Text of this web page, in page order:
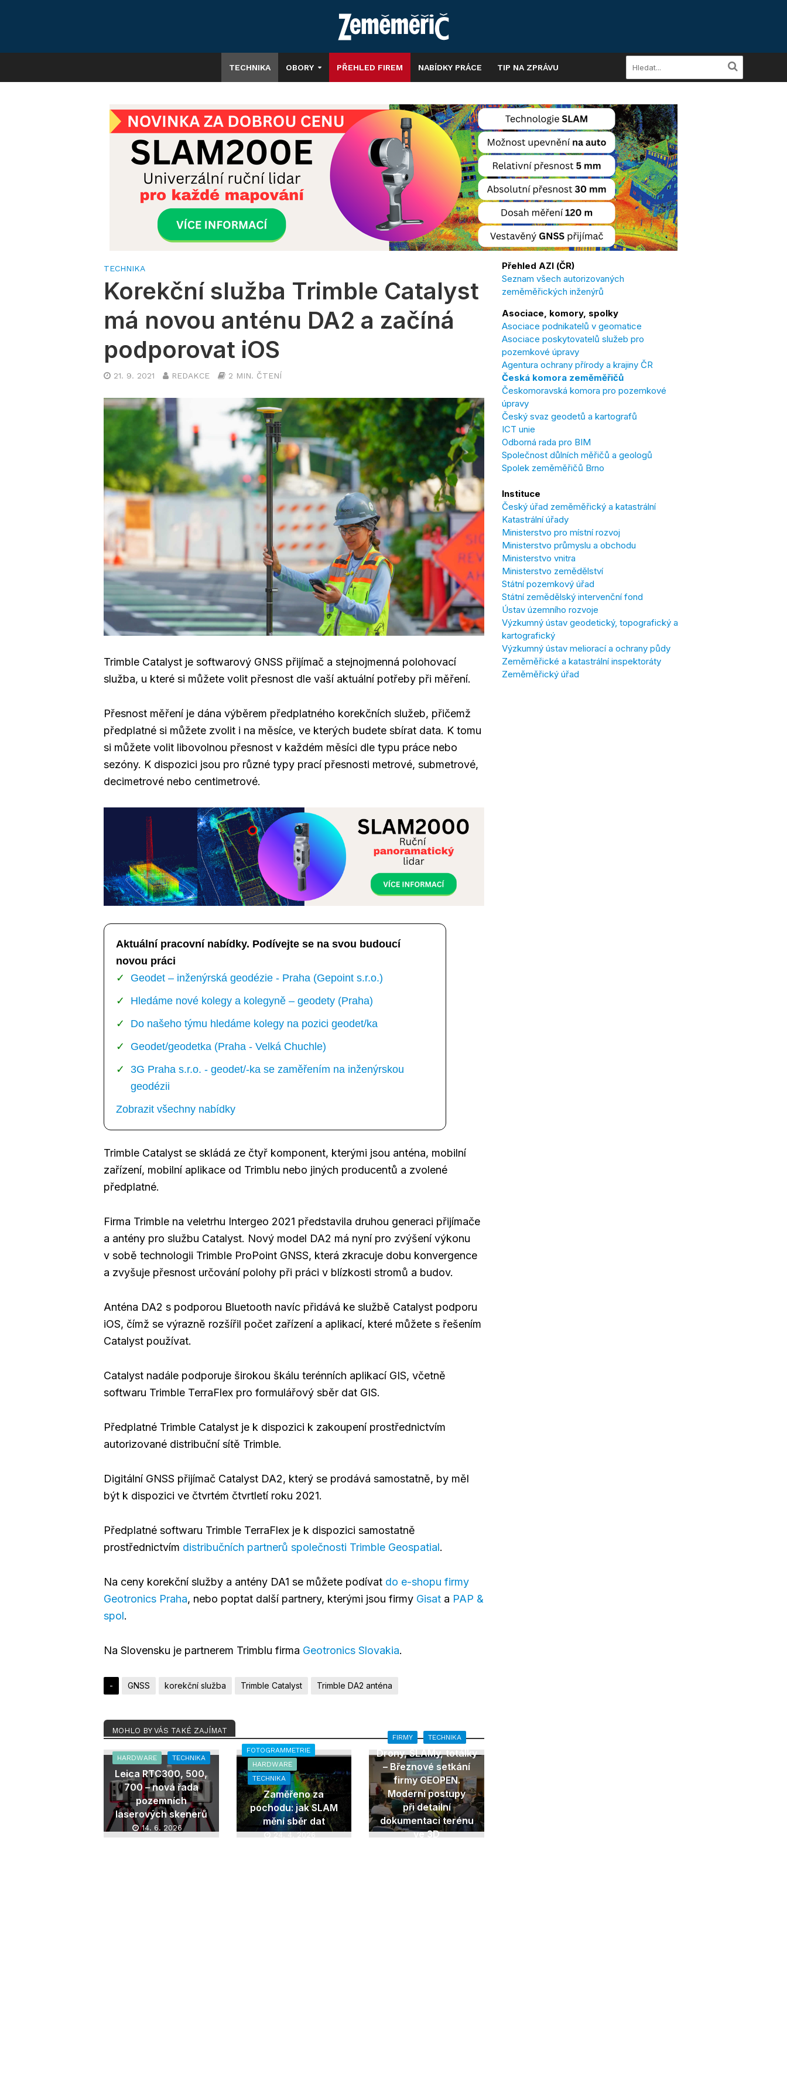
TECHNIKA OBORY PŘEHLED FIREM NABÍDKY PRÁCE TIP NA ZPRÁVU
TECHNIKA
Korekční služba Trimble Catalyst
má novou anténu DA2 a začíná
podporovat iOS
21. 9. 2021 REDAKCE 2 MIN. ČTENÍ
Trimble Catalyst je softwarový GNSS přijímač a stejnojmenná polohovací
služba, u které si můžete volit přesnost dle vaší aktuální potřeby při měření.
Přesnost měření je dána výběrem předplatného korekčních služeb, přičemž
předplatné si můžete zvolit i na měsíce, ve kterých budete sbírat data. K tomu
si můžete volit libovolnou přesnost v každém měsíci dle typu práce nebo
sezóny. K dispozici jsou pro různé typy prací přesnosti metrové, submetrové,
decimetrové nebo centimetrové.
Aktuální pracovní nabídky. Podívejte se na svou budoucí
novou práci
Geodet – inženýrská geodézie - Praha (Gepoint s.r.o.)
Hledáme nové kolegy a kolegyně – geodety (Praha)
Do našeho týmu hledáme kolegy na pozici geodet/ka
Geodet/geodetka (Praha - Velká Chuchle)
3G Praha s.r.o. - geodet/-ka se zaměřením na inženýrskou
geodézii
Zobrazit všechny nabídky
Trimble Catalyst se skládá ze čtyř komponent, kterými jsou anténa, mobilní
zařízení, mobilní aplikace od Trimblu nebo jiných producentů a zvolené
předplatné.
Firma Trimble na veletrhu Intergeo 2021 představila druhou generaci přijímače
a antény pro službu Catalyst. Nový model DA2 má nyní pro zvýšení výkonu
v sobě technologii Trimble ProPoint GNSS, která zkracuje dobu konvergence
a zvyšuje přesnost určování polohy při práci v blízkosti stromů a budov.
Anténa DA2 s podporou Bluetooth navíc přidává ke službě Catalyst podporu
iOS, čímž se výrazně rozšířil počet zařízení a aplikací, které můžete s řešením
Catalyst používat.
Catalyst nadále podporuje širokou škálu terénních aplikací GIS, včetně
softwaru Trimble TerraFlex pro formulářový sběr dat GIS.
Předplatné Trimble Catalyst je k dispozici k zakoupení prostřednictvím
autorizované distribuční sítě Trimble.
Digitální GNSS přijímač Catalyst DA2, který se prodává samostatně, by měl
být k dispozici ve čtvrtém čtvrtletí roku 2021.
Předplatné softwaru Trimble TerraFlex je k dispozici samostatně
prostřednictvím distribučních partnerů společnosti Trimble Geospatial.
Na ceny korekční služby a antény DA1 se můžete podívat do e-shopu firmy
Geotronics Praha, nebo poptat další partnery, kterými jsou firmy Gisat a PAP &
spol.
Na Slovensku je partnerem Trimblu firma Geotronics Slovakia.
- GNSS korekční služba Trimble Catalyst Trimble DA2 anténa
MOHLO BY VÁS TAKÉ ZAJÍMAT
HARDWARE TECHNIKA
Leica RTC300, 500,
700 – nová řada
pozemních
laserových skenerů
14. 6. 2026
FOTOGRAMMETRIE
HARDWARE
TECHNIKA
Zaměřeno za
pochodu: jak SLAM
mění sběr dat
24. 4. 2026
FIRMY TECHNIKA
Drony, SLAMy, totálky
– Březnové setkání
firmy GEOPEN.
Moderní postupy
při detailní
dokumentaci terénu
ve 3D
Přehled AZI (ČR)
Seznam všech autorizovaných
zeměměřických inženýrů
Asociace, komory, spolky
Asociace podnikatelů v geomatice
Asociace poskytovatelů služeb pro
pozemkové úpravy
Agentura ochrany přírody a krajiny ČR
Česká komora zeměměřičů
Českomoravská komora pro pozemkové
úpravy
Český svaz geodetů a kartografů
ICT unie
Odborná rada pro BIM
Společnost důlních měřičů a geologů
Spolek zeměměřičů Brno
Instituce
Český úřad zeměměřický a katastrální
Katastrální úřady
Ministerstvo pro místní rozvoj
Ministerstvo průmyslu a obchodu
Ministerstvo vnitra
Ministerstvo zemědělství
Státní pozemkový úřad
Státní zemědělský intervenční fond
Ústav územního rozvoje
Výzkumný ústav geodetický, topografický a
kartografický
Výzkumný ústav meliorací a ochrany půdy
Zeměměřické a katastrální inspektoráty
Zeměměřický úřad